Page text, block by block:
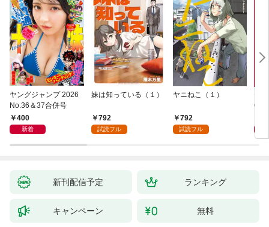
ヤングジャンプ 2026
No.36＆37合併号
400
新着
妹は知っている（１）
792
試読フル
ヤニねこ（１）
792
試読フル
6・
新刊配信予定 ランキング
キャンペーン 無料